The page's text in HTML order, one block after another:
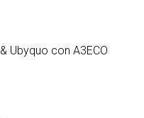
Ubyquo con A3ECO